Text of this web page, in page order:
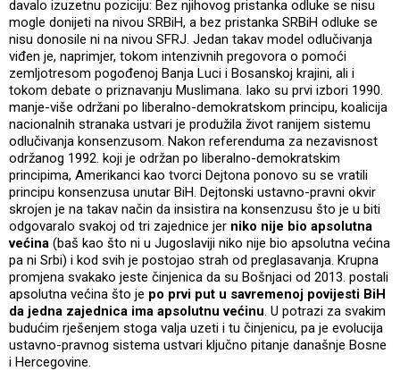
davalo izuzetnu poziciju: Bez njihovog pristanka odluke se nisu
mogle donijeti na nivou SRBiH, a bez pristanka SRBiH odluke se
nisu donosile ni na nivou SFRJ. Jedan takav model odlučivanja
viđen je, naprimjer, tokom intenzivnih pregovora o pomoći
zemljotresom pogođenoj Banja Luci i Bosanskoj krajini, ali i
tokom debate o priznavanju Muslimana. Iako su prvi izbori 1990.
manje-više održani po liberalno-demokratskom principu, koalicija
nacionalnih stranaka ustvari je produžila život ranijem sistemu
odlučivanja konsenzusom. Nakon referenduma za nezavisnost
održanog 1992. koji je održan po liberalno-demokratskim
principima, Amerikanci kao tvorci Dejtona ponovo su se vratili
principu konsenzusa unutar BiH. Dejtonski ustavno-pravni okvir
skrojen je na takav način da insistira na konsenzusu što je u biti
odgovaralo svakoj od tri zajednice jer niko nije bio apsolutna
većina (baš kao što ni u Jugoslaviji niko nije bio apsolutna većina
pa ni Srbi) i kod svih je postojao strah od preglasavanja. Krupna
promjena svakako jeste činjenica da su Bošnjaci od 2013. postali
apsolutna većina što je po prvi put u savremenoj povijesti BiH
da jedna zajednica ima apsolutnu većinu. U potrazi za svakim
budućim rješenjem stoga valja uzeti i tu činjenicu, pa je evolucija
ustavno-pravnog sistema ustvari ključno pitanje današnje Bosne
i Hercegovine.